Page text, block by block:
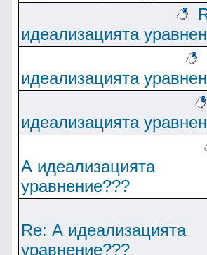
идеализацията
идеализацията
идеализацията
А идеализацията
уравнение???
Re: А идеализацията
уравнение???